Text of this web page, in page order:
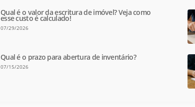
Qual é o valor da escritura de imóvel? Veja como
esse custo é calculado!
07/29/2026
Qual é o prazo para abertura de inventário?
07/15/2026